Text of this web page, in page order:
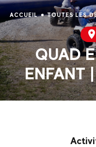
ACCUEIL TOUTES LES
QUAD
ENFANT